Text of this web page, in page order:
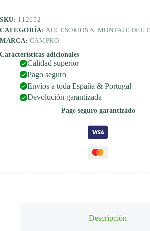
cantidad
SKU: 112652
CATEGORÍA:ACCESORIOS & MONTAJE DEL
MARCA: CAMPKO
Características adicionales
Calidad superior
Pago seguro
Envíos a toda España & Portugal
Devolución garantizada
Pago seguro garantizado
Descripción